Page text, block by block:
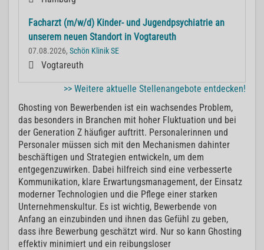
Facharzt (m/w/d) Kinder- und Jugendpsychiatrie an
unserem neuen Standort in Vogtareuth
07.08.2026, Schön Klinik SE
Vogtareuth
>> Weitere aktuelle Stellenangebote entdecken!
Ghosting von Bewerbenden ist ein wachsendes Problem,
das besonders in Branchen mit hoher Fluktuation und bei
der Generation Z häufiger auftritt. Personalerinnen und
Personaler müssen sich mit den Mechanismen dahinter
beschäftigen und Strategien entwickeln, um dem
entgegenzuwirken. Dabei hilfreich sind eine verbesserte
Kommunikation, klare Erwartungsmanagement, der Einsatz
moderner Technologien und die Pflege einer starken
Unternehmenskultur. Es ist wichtig, Bewerbende von
Anfang an einzubinden und ihnen das Gefühl zu geben,
dass ihre Bewerbung geschätzt wird. Nur so kann Ghosting
effektiv minimiert und ein reibungsloser